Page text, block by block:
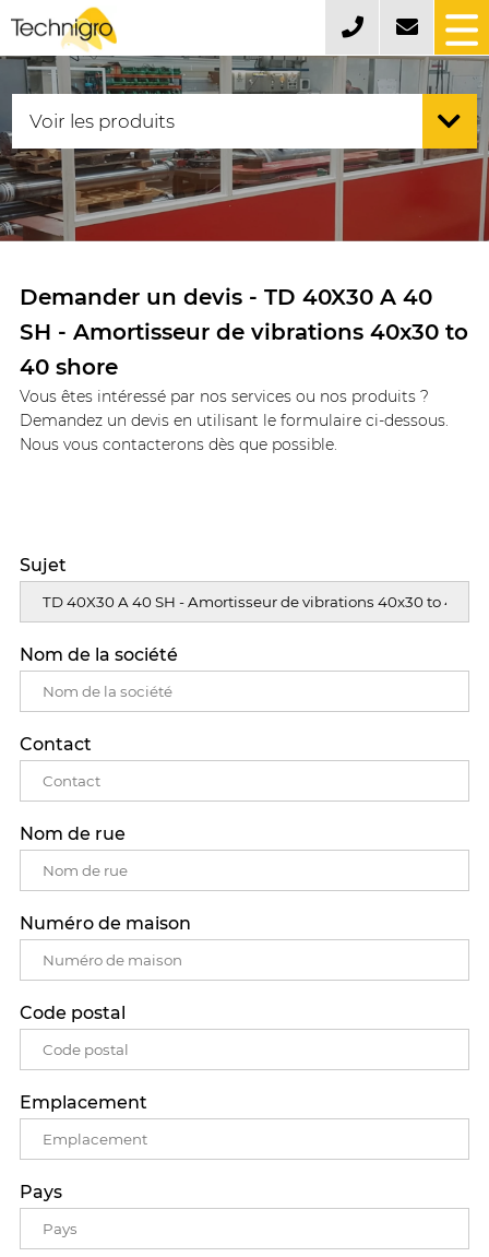
Demander un devis - TD 40X30 A 40
SH - Amortisseur de vibrations 40x30 to
40 shore
Vous êtes intéressé par nos services ou nos produits ?
Demandez un devis en utilisant le formulaire ci-dessous.
Nous vous contacterons dès que possible.
Sujet
Nom de la société
Contact
Nom de rue
Numéro de maison
Code postal
Emplacement
Pays